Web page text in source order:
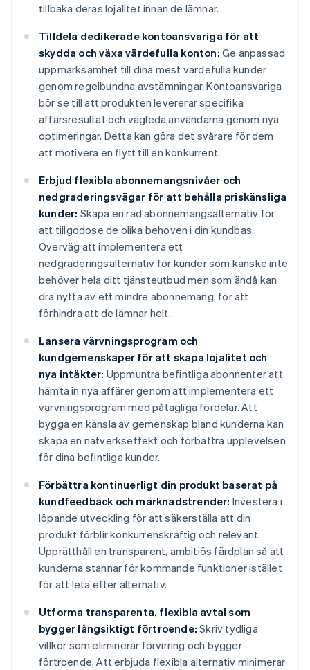
tillbaka deras lojalitet innan de lämnar.
Tilldela dedikerade kontoansvariga för att
skydda och växa värdefulla konton: Ge anpassad
uppmärksamhet till dina mest värdefulla kunder
genom regelbundna avstämningar. Kontoansvariga
bör se till att produkten levererar specifika
affärsresultat och vägleda användarna genom nya
optimeringar. Detta kan göra det svårare för dem
att motivera en flytt till en konkurrent.
Erbjud flexibla abonnemangsnivåer och
nedgraderingsvägar för att behålla priskänsliga
kunder: Skapa en rad abonnemangsalternativ för
att tillgodose de olika behoven i din kundbas.
Överväg att implementera ett
nedgraderingsalternativ för kunder som kanske inte
behöver hela ditt tjänsteutbud men som ändå kan
dra nytta av ett mindre abonnemang, för att
förhindra att de lämnar helt.
Lansera värvningsprogram och
kundgemenskaper för att skapa lojalitet och
nya intäkter: Uppmuntra befintliga abonnenter att
hämta in nya affärer genom att implementera ett
värvningsprogram med påtagliga fördelar. Att
bygga en känsla av gemenskap bland kunderna kan
skapa en nätverkseffekt och förbättra upplevelsen
för dina befintliga kunder.
Förbättra kontinuerligt din produkt baserat på
kundfeedback och marknadstrender: Investera i
löpande utveckling för att säkerställa att din
produkt förblir konkurrenskraftig och relevant.
Upprätthåll en transparent, ambitiös färdplan så att
kunderna stannar för kommande funktioner istället
för att leta efter alternativ.
Utforma transparenta, flexibla avtal som
bygger långsiktigt förtroende: Skriv tydliga
villkor som eliminerar förvirring och bygger
förtroende. Att erbjuda flexibla alternativ minimerar